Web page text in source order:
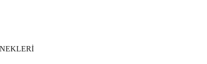
m3